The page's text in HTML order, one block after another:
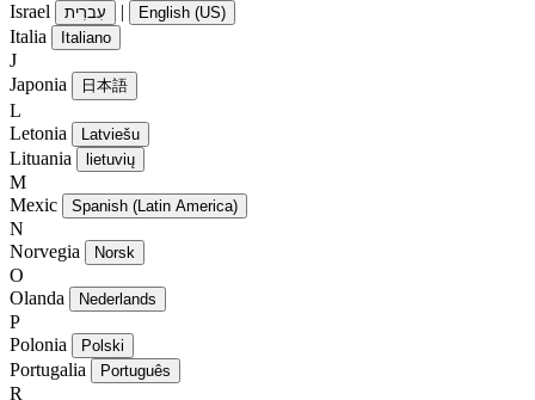
Israel עִברִית | English (US)
Italia Italiano
J
Japonia
日本語
L
Letonia
Latviešu
Lituania lietuvių
M
Mexic
Spanish (Latin America)
N
Norvegia
Norsk
O
Olanda
Nederlands
P
Polonia
Polski
Portugalia Português
R